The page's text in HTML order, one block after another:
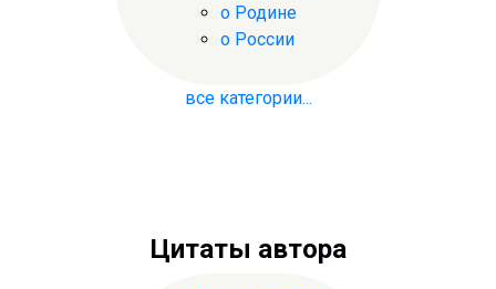
о Родине
о России
все категории...
Цитаты автора